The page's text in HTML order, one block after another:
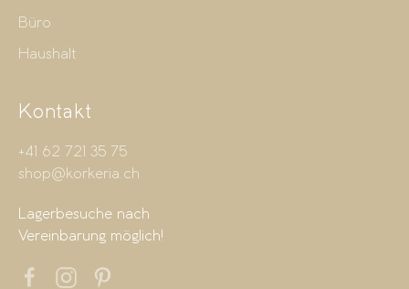
Büro
Haushalt
Kontakt
+41 62 721 35 75
shop@korkeria.ch
Lagerbesuche nach
Vereinbarung möglich!